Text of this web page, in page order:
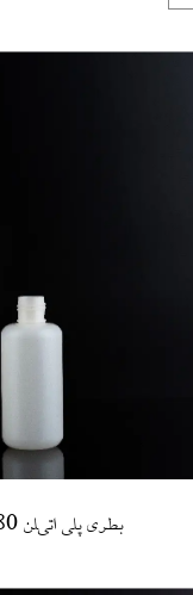
بطری پلی اتیلن 180 میل